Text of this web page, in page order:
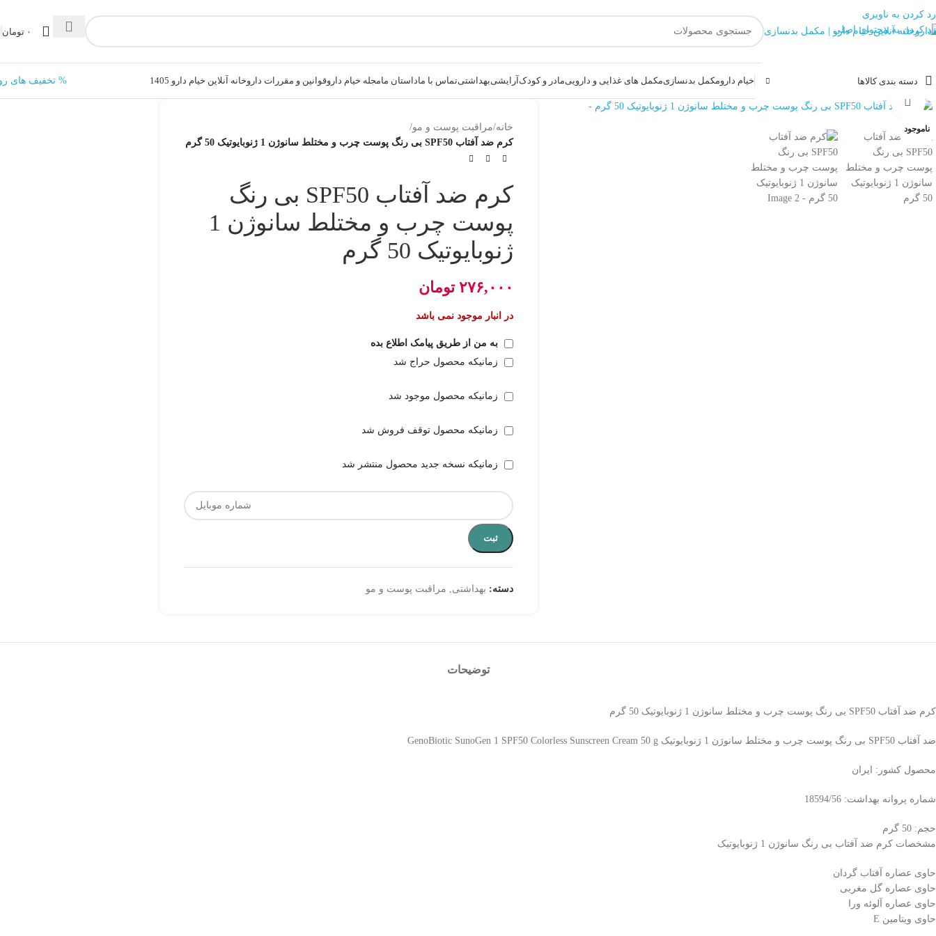
رد کردن به ناوبری
رد کردن به محتوای اصلی
۰ تومان
دسته بندی کالاها خیام دارومکمل بدنسازیمکمل های غذایی و داروییمادر و کودک آرایشیبهداشتیتماس با ماداستان مامجله خیام داروقوانین و مقررات داروخانه آنلاین خیام دارو 1405 % تخفیف های
ناموجود
بزرگنمایی تصویر
خانه/مراقبت پوست و مو/
کرم ضد آفتاب SPF50 بی رنگ پوست چرب و مختلط سانوژن 1 ژنوبایوتیک 50 گرم
کرم ضد آفتاب SPF50 بی رنگ
پوست چرب و مختلط سانوژن 1
ژنوبایوتیک 50 گرم
۲۷۶,۰۰۰ تومان
در انبار موجود نمی باشد
به من از طریق پیامک اطلاع بده
زمانیکه محصول حراج شد
زمانیکه محصول موجود شد
زمانیکه محصول توقف فروش شد
زمانیکه نسخه جدید محصول منتشر شد
ثبت
دسته: بهداشتی, مراقبت پوست و مو
توضیحات
کرم ضد آفتاب SPF50 بی رنگ پوست چرب و مختلط سانوژن 1 ژنوبایوتیک 50 گرم
ضد آفتاب SPF50 بی رنگ پوست چرب و مختلط سانوژن 1 ژنوبایوتیک GenoBiotic SunoGen 1 SPF50 Colorless Sunscreen Cream 50 g
محصول کشور: ایران
شماره پروانه بهداشت: 18594/56
حجم: 50 گرم
مشخصات کرم ضد آفتاب بی رنگ سانوژن 1 ژنوبایوتیک
حاوی عصاره آفتاب گردان
حاوی عصاره گل مغربی
حاوی عصاره آلوئه ورا
حاوی ویتامین E